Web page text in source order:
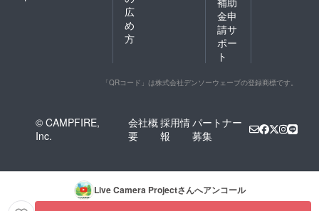
広
め
方
金申
請サ
ポー
ト
「QRコード」は株式会社デンソーウェーブの登録商標です。
© CAMPFIRE,
Inc.
会社概
要
採用情
報
パートナー
募集
Live Camera Projectさんへアンコール